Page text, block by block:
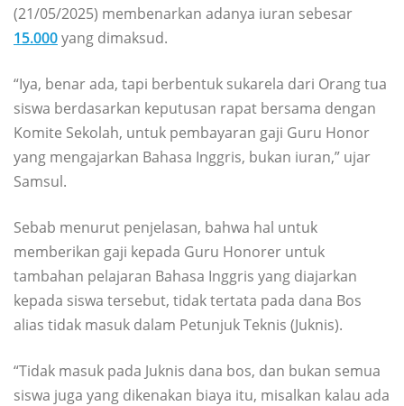
(21/05/2025) membenarkan adanya iuran sebesar
15.000yang dimaksud.
“Iya, benar ada, tapi berbentuk sukarela dari Orang tua
siswa berdasarkan keputusan rapat bersama dengan
Komite Sekolah, untuk pembayaran gaji Guru Honor
yang mengajarkan Bahasa Inggris, bukan iuran,” ujar
Samsul.
Sebab menurut penjelasan, bahwa hal untuk
memberikan gaji kepada Guru Honorer untuk
tambahan pelajaran Bahasa Inggris yang diajarkan
kepada siswa tersebut, tidak tertata pada dana Bos
alias tidak masuk dalam Petunjuk Teknis (Juknis).
“Tidak masuk pada Juknis dana bos, dan bukan semua
siswa juga yang dikenakan biaya itu, misalkan kalau ada